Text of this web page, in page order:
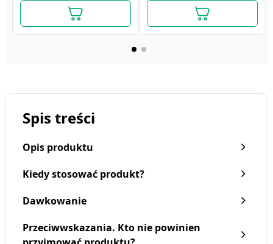
Spis treści
Opis produktu
Kiedy stosować produkt?
Dawkowanie
Przeciwwskazania. Kto nie powinien